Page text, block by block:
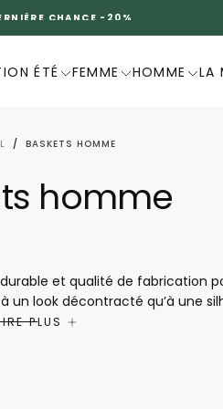
CHANCE -20%
ÉTÉ FEMME HOMME LA
/ BASKETS HOMME
homme
et qualité de fabrication
un look décontracté qu’à une
être, elles offrent un
PLUS